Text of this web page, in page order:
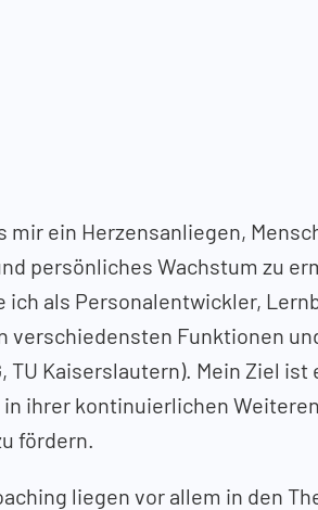
mir ein Herzensanliegen,
persönliches Wachstum zu
ich als Personalentwickler,
verschiedensten Funktionen
TU Kaiserslautern). Mein Ziel ist
in ihrer kontinuierlichen
fördern.
liegen vor allem in den